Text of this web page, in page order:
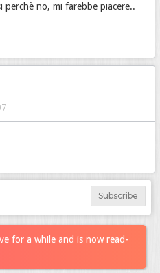
perchè no, mi farebbe piacere..
Subscribe
for a while and is now read-